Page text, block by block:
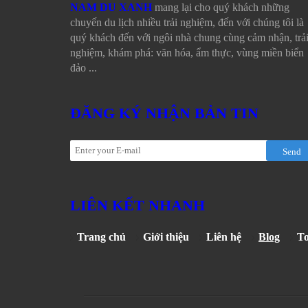
NAM DU XANH mang lại cho quý khách những
chuyến du lịch nhiều trải nghiệm, đến với chúng tôi là
quý khách đến với ngôi nhà chung cùng cảm nhận, trải
nghiệm, khám phá: văn hóa, ẩm thực, vùng miền biển
đảo ...
ĐĂNG KÝ NHẬN BẢN TIN
Send
LIÊN KẾT NHANH
Trang chủ Giới thiệu Liên hệ Blog